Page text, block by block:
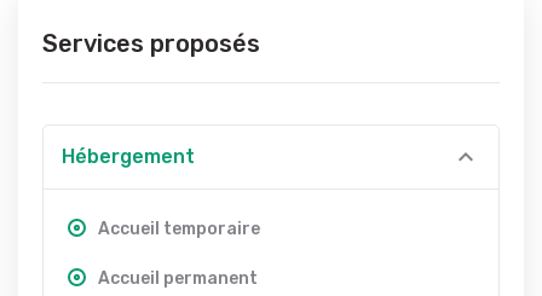
Services proposés
Hébergement
Accueil temporaire
Accueil permanent